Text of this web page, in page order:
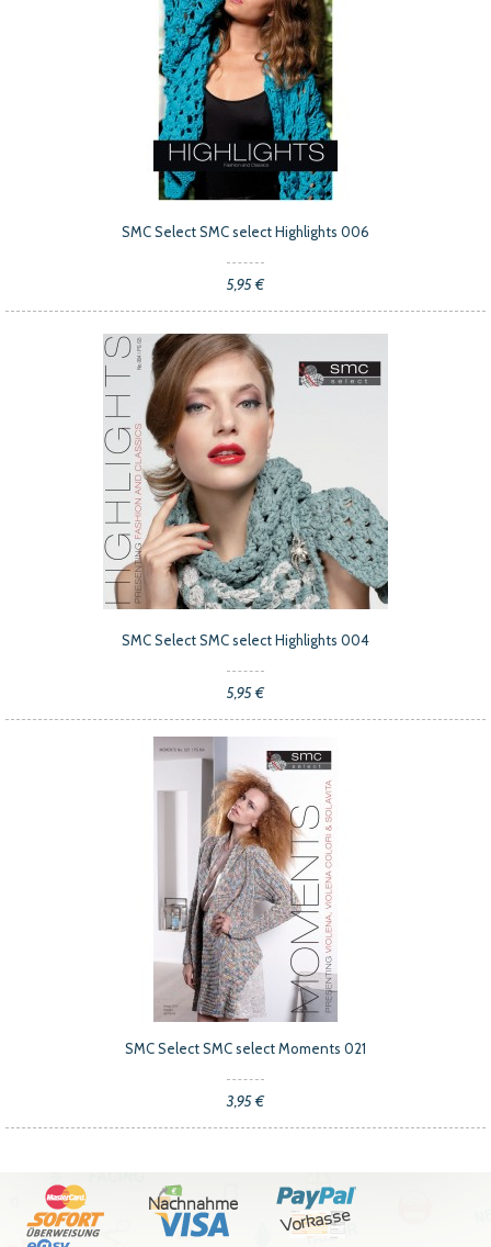
SMC Select SMC select Highlights 006
5,95 €
SMC Select SMC select Highlights 004
5,95 €
SMC Select SMC select Moments 021
3,95 €
Nachnahme
Vorkasse